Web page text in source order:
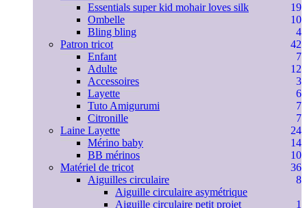
Essentials super kid mohair loves silk
19
Ombelle
10
Bling bling
4
Patron tricot
42
Enfant
7
Adulte
12
Accessoires
3
Layette
6
Tuto Amigurumi
7
Citronille
7
Laine Layette
24
Mérino baby
14
BB mérinos
10
Matériel de tricot
36
Aiguilles circulaire
8
Aiguille circulaire asymétrique
Aiguille circulaire petit projet
1